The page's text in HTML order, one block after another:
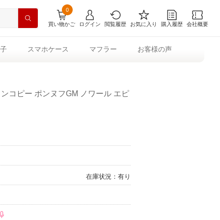
買い物かご
0
ログイン 閲覧履歴 お気に入り 購入履歴 会社概要
スマホケース マフラー お客様の声
コピー ポンヌフGM ノワール エピ
在庫状況：有り